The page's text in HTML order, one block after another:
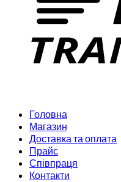
Головна
Магазин
Доставка та оплата
Прайс
Співпраця
Контакти